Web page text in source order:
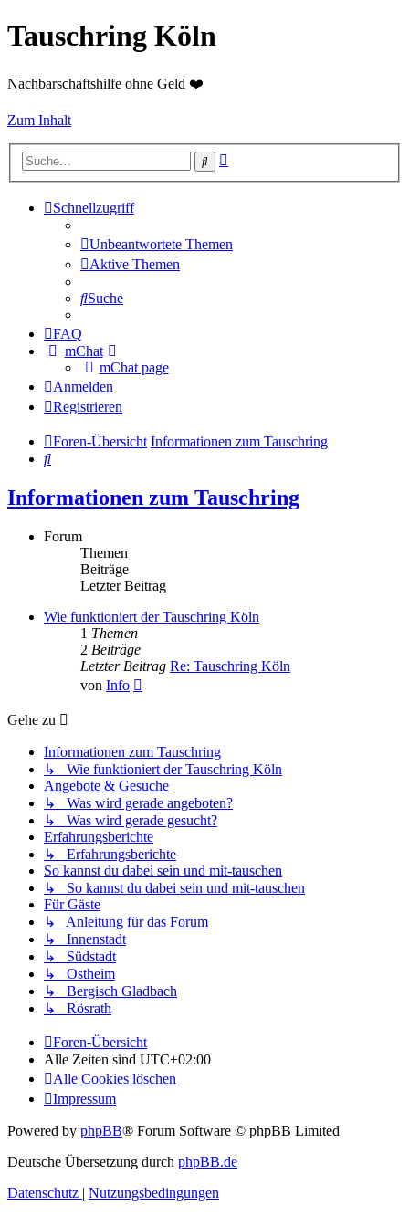
Tauschring Köln
Nachbarschaftshilfe ohne Geld ❤️
Zum Inhalt
Suche
Schnellzugriff
Unbeantwortete Themen
Aktive Themen
Suche
FAQ
mChat
mChat page
Anmelden
Registrieren
Foren-Übersicht Informationen zum Tauschring
Suche
Informationen zum Tauschring
Forum
Themen
Beiträge
Letzter Beitrag
Wie funktioniert der Tauschring Köln
1 Themen
2 Beiträge
Letzter Beitrag Re: Tauschring Köln
von Info
Gehe zu
Informationen zum Tauschring
↳ Wie funktioniert der Tauschring Köln
Angebote & Gesuche
↳ Was wird gerade angeboten?
↳ Was wird gerade gesucht?
Erfahrungsberichte
↳ Erfahrungsberichte
So kannst du dabei sein und mit-tauschen
↳ So kannst du dabei sein und mit-tauschen
Für Gäste
↳ Anleitung für das Forum
↳ Innenstadt
↳ Südstadt
↳ Ostheim
↳ Bergisch Gladbach
↳ Rösrath
Foren-Übersicht
Alle Zeiten sind UTC+02:00
Alle Cookies löschen
Impressum
Powered by phpBB® Forum Software © phpBB Limited
Deutsche Übersetzung durch phpBB.de
Datenschutz | Nutzungsbedingungen